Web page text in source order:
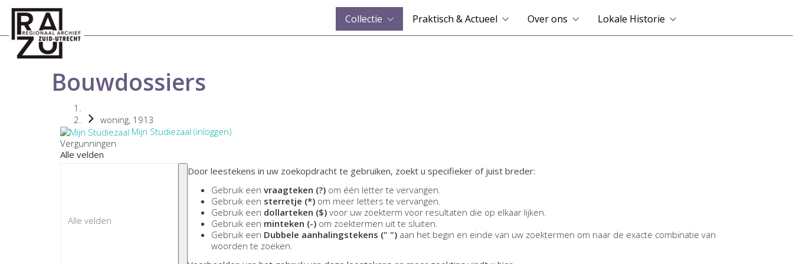
Collectie Praktisch & Actueel Over ons Lokale Historie
Bouwdossiers
woning, 1913
Mijn Studiezaal (inloggen)
Vergunningen
Alle velden
Door leestekens in uw zoekopdracht te gebruiken, zoekt u specifieker of juist breder:
Gebruik een vraagteken (?) om één letter te vervangen.
Gebruik een sterretje (*) om meer letters te vervangen.
Gebruik een dollarteken ($) voor uw zoekterm voor resultaten die op elkaar lijken.
Gebruik een minteken (-) om zoektermen uit te sluiten.
Gebruik een Dubbele aanhalingstekens (" ") aan het begin en einde van uw zoektermen om naar de exacte combinatie van
woorden te zoeken.